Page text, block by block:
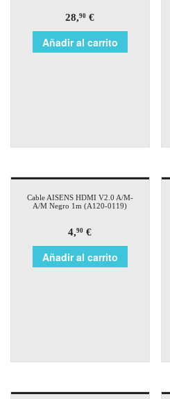
28,90 €
Añadir al carrito
Cable AISENS HDMI V2.0 A/M-
A/M Negro 1m (A120-0119)
4,90 €
Añadir al carrito